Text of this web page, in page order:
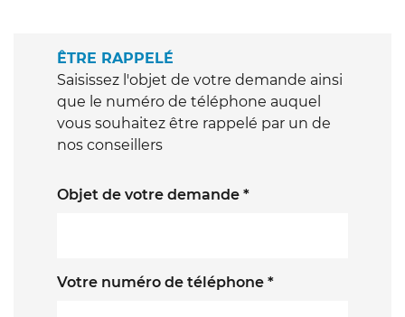
ÊTRE RAPPELÉ
Saisissez l'objet de votre demande ainsi
que le numéro de téléphone auquel
vous souhaitez être rappelé par un de
nos conseillers
Objet de votre demande *
Votre numéro de téléphone *